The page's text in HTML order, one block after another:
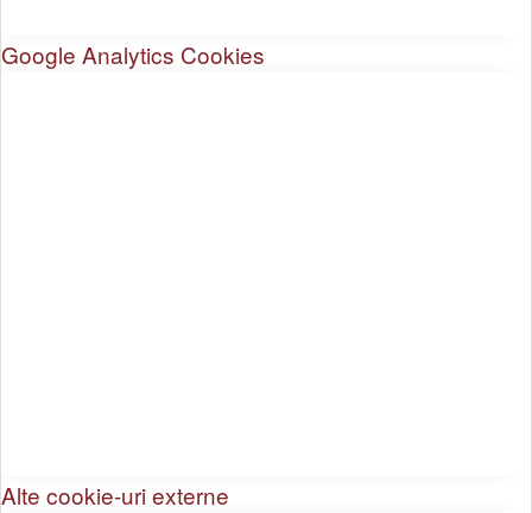
Google Analytics Cookies
Alte cookie-uri externe